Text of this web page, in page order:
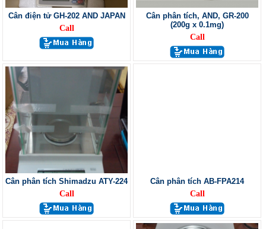
Cân điện tử GH-202 AND JAPAN
Call
Cân phân tích, AND, GR-200
(200g x 0.1mg)
Call
Cân phân tích Shimadzu ATY-224
Call
Cân phân tích AB-FPA214
Call